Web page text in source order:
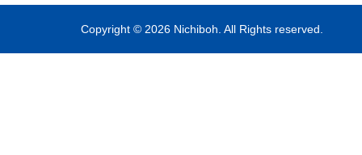
Copyright © 2026 Nichiboh. All Rights reserved.